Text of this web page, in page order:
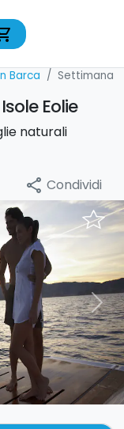
Barca Settimana
Eolie
naturali
share Condividi
Next